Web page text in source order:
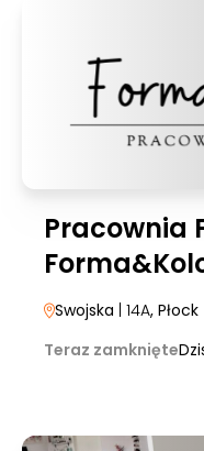
Pracownia
Swojska | 14A, Płock
Teraz zamknięte